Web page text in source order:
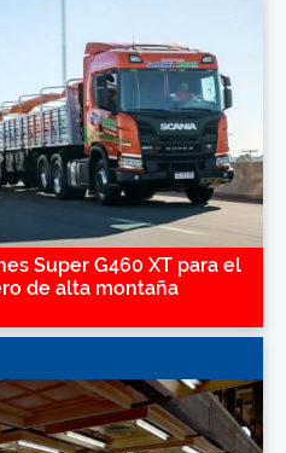
Super G460 XT para el
de alta montaña